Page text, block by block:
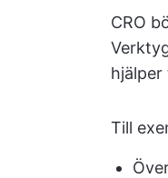
CRO
Till